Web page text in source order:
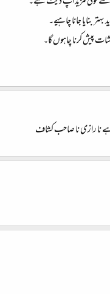
بنایا جانا چاہیے۔
پیش کرنا چاہوں گا۔
نا رازی نا صاحب کشاف